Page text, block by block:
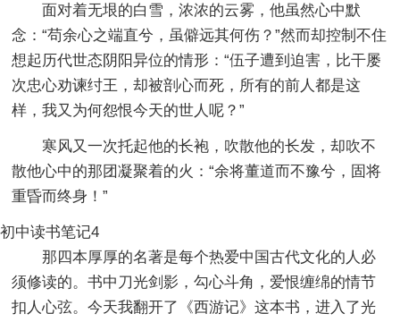
面对着无垠的白雪，浓浓的云雾，他虽然心中默
念：“苟余心之端直兮，虽僻远其何伤？”然而却控制不住
想起历代世态阴阳异位的情形：“伍子遭到迫害，比干屡
次忠心劝谏纣王，却被剖心而死，所有的前人都是这
样，我又为何怨恨今天的世人呢？”
寒风又一次托起他的长袍，吹散他的长发，却吹不
散他心中的那团凝聚着的火：“余将董道而不豫兮，固将
重昏而终身！”
初中读书笔记4
那四本厚厚的名著是每个热爱中国古代文化的人必
须修读的。书中刀光剑影，勾心斗角，爱恨缠绵的情节
扣人心弦。今天我翻开了《西游记》这本书，进入了光